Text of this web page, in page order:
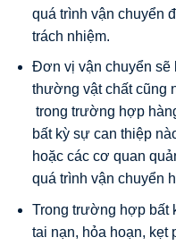
quá trình vận chuyển
trách nhiệm.
Đơn vị vận chuyển sẽ
thường vật chất cũng
trong trường hợp
bất kỳ sự can thiệp
hoặc các cơ quan
quá trình vận chuyển
Trong trường hợp bất
tai nạn, hỏa hoạn,